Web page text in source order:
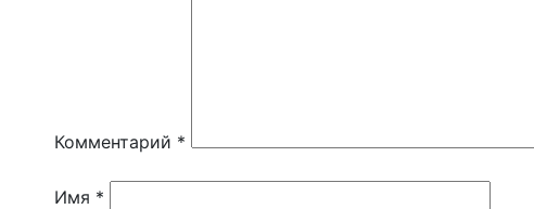
Комментарий *
Имя *